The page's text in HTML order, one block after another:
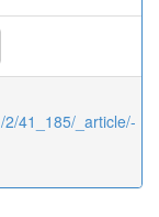
41_185/_article/-